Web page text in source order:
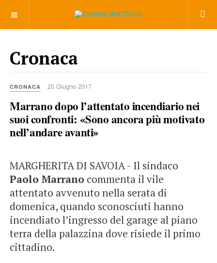
Cronaca
CRONACA 20 Giugno 2017
Marrano dopo l’attentato incendiario nei
suoi confronti: «Sono ancora più motivato
nell’andare avanti»
MARGHERITA DI SAVOIA - Il sindaco
Paolo Marrano commenta il vile
attentato avvenuto nella serata di
domenica, quando sconosciuti hanno
incendiato l’ingresso del garage al piano
terra della palazzina dove risiede il primo
cittadino.